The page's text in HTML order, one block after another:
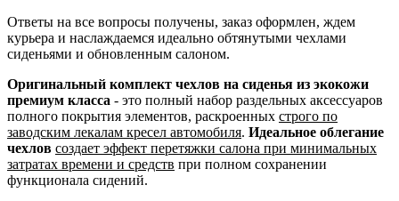
Ответы на все вопросы получены, заказ оформлен, ждем
курьера и наслаждаемся идеально обтянутыми чехлами
сиденьями и обновленным салоном.
Оригинальный комплект чехлов на сиденья из экокожи
премиум класса - это полный набор раздельных аксессуаров
полного покрытия элементов, раскроенных строго по
заводским лекалам кресел автомобиля. Идеальное облегание
чехлов создает эффект перетяжки салона при минимальных
затратах времени и средств при полном сохранении
функционала сидений.